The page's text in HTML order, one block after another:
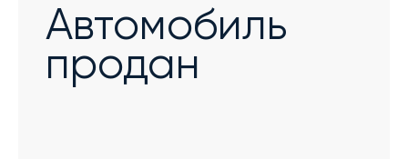
Автомобиль
продан